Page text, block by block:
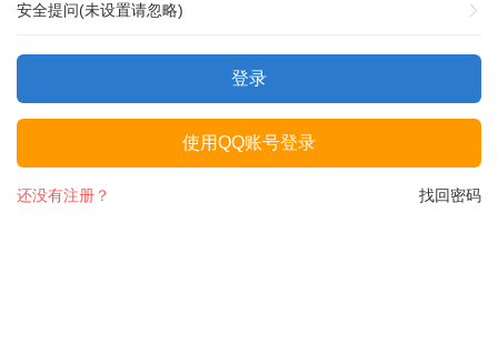
安全提问(未设置请忽略)
登录
使用QQ账号登录
找回密码
还没有注册？